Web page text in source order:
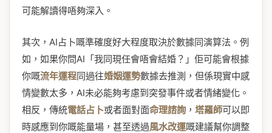
可能解讀得唔夠深入。
其次，AI占卜嘅準確度好大程度取決於數據同演算法。例
如，如果你問AI「我同現任會唔會結婚？」佢可能會根據
你嘅流年運程同過往婚姻運勢數據去推測，但係現實中感
情變數太多，AI未必能夠考慮到突發事件或者情緒變化。
相反，傳統電話占卜或者面對面命理諮詢 ， 塔羅師可以即
時感應到你嘅能量場，甚至透過風水改運嘅建議幫你調整